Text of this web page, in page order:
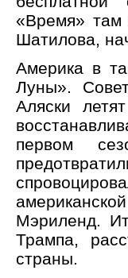
«Время»
Шатилова,
Америка в
Луны».
Аляски
первом
Мэриленд.
Трампа,
страны.